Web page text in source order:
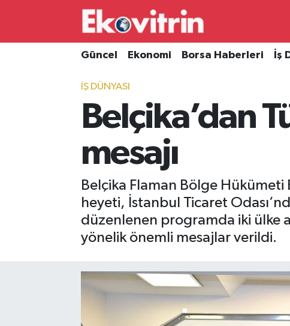
Güncel Ekonomi Borsa Haberleri İş
İŞ DÜNYASI
Belçika’dan
mesajı
Belçika Flaman Bölge Hükümeti
heyeti, İstanbul Ticaret
düzenlenen programda iki ülke
yönelik önemli mesajlar verildi.
Güncel
Borsa Haberleri
Hava Durumu
Süper Lig Puan Durumu ve Fikstür
Son Dakika Haberleri
Haber Arşivi